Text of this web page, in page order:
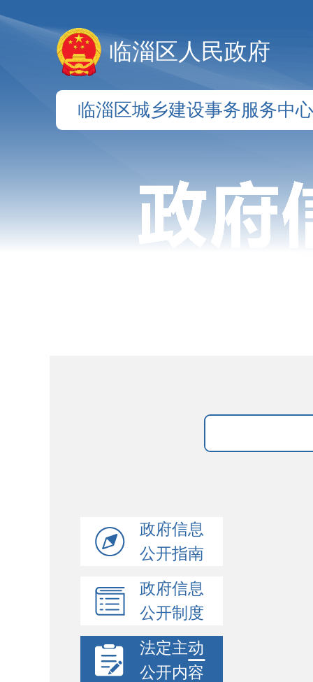
临淄区人民政府
临淄区城乡建设事务服务中心
政府信息
公开指南
政府信息
公开制度
法定主动
公开内容